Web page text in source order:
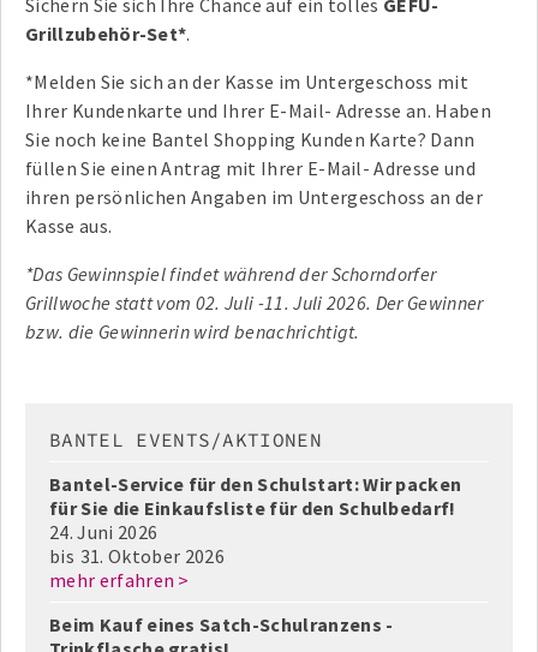
Grillzubehör-Set*.
*Melden Sie sich an der Kasse im Untergeschoss mit
Ihrer Kundenkarte und Ihrer E-Mail- Adresse an. Haben
Sie noch keine Bantel Shopping Kunden Karte? Dann
füllen Sie einen Antrag mit Ihrer E-Mail- Adresse und
ihren persönlichen Angaben im Untergeschoss an der
Kasse aus.
*Das Gewinnspiel findet während der Schorndorfer
Grillwoche statt vom 02. Juli -11. Juli 2026. Der Gewinner
bzw. die Gewinnerin wird benachrichtigt.
BANTEL EVENTS/AKTIONEN
Bantel-Service für den Schulstart: Wir packen
für Sie die Einkaufsliste für den Schulbedarf!
24. Juni 2026
bis 31. Oktober 2026
mehr erfahren >
Beim Kauf eines Satch-Schulranzens -